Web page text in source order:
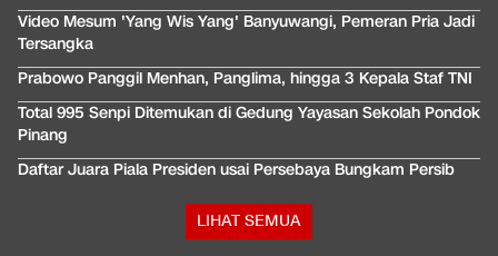
Video Mesum 'Yang Wis Yang' Banyuwangi, Pemeran Pria Jadi
Tersangka
Prabowo Panggil Menhan, Panglima, hingga 3 Kepala Staf TNI
Total 995 Senpi Ditemukan di Gedung Yayasan Sekolah Pondok
Pinang
Daftar Juara Piala Presiden usai Persebaya Bungkam Persib
LIHAT SEMUA